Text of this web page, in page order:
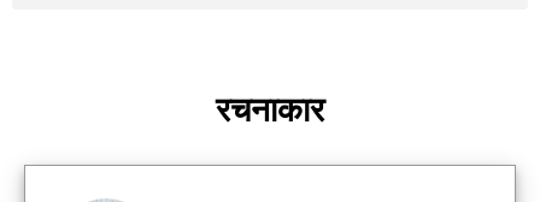
रचनाकार